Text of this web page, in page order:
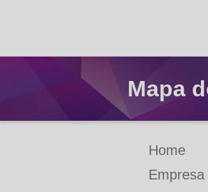
Mapa
Home
Empresa